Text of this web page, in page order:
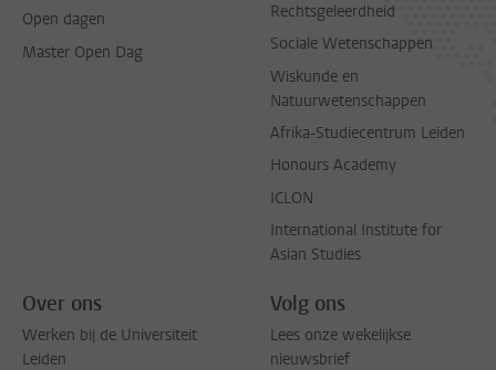
Open dagen
Master Open Dag
Rechtsgeleerdheid
Sociale Wetenschappen
Wiskunde en
Natuurwetenschappen
Afrika-Studiecentrum Leiden
Honours Academy
ICLON
International Institute for
Asian Studies
Over ons
Werken bij de Universiteit
Leiden
Volg ons
Lees onze wekelijkse
nieuwsbrief